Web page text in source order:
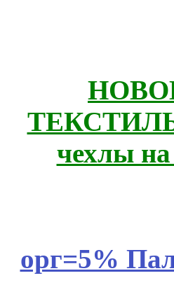
ТЕКСТИЛЬ
чехлы
орг=5%